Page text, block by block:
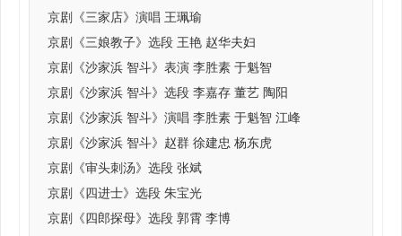
京剧《三家店》演唱 王珮瑜
京剧《三娘教子》选段 王艳 赵华夫妇
京剧《沙家浜 智斗》表演 李胜素 于魁智
京剧《沙家浜 智斗》选段 李嘉存 董艺 陶阳
京剧《沙家浜 智斗》演唱 李胜素 于魁智 江峰
京剧《沙家浜 智斗》赵群 徐建忠 杨东虎
京剧《审头刺汤》选段 张斌
京剧《四进士》选段 朱宝光
京剧《四郎探母》选段 郭霄 李博